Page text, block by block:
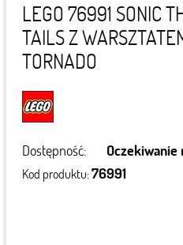
LEGO 76991 SONIC
TAILS Z
TORNADO
Dostępność: Oczekiwanie
Kod produktu:76991